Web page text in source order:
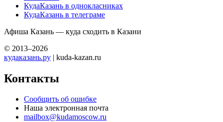
КудаКазань в однокласниках
КудаКазань в телеграме
Афиша Казань — куда сходить в Казани
© 2013–2026
кудаказань.ру | kuda-kazan.ru
Контакты
Сообщить об ошибке
Наша электронная почта
mailbox@kudamoscow.ru